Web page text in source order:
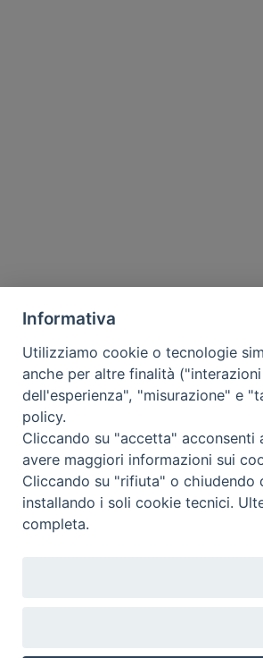
Informativa
Utilizziamo cookie o tecnologie
anche per altre finalità
dell'esperienza", "misurazione" e
policy.
Cliccando su "accetta"
avere maggiori informazioni sui
Cliccando su "rifiuta" o chiudendo
installando i soli cookie tecnici.
completa.